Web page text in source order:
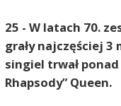
25 - W latach 70.
grały najczęściej
singiel trwał
Rhapsody” Queen.